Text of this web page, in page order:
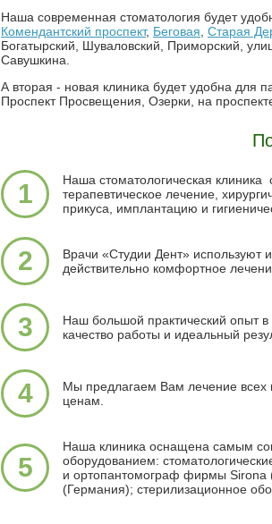
Наша современная стоматология будет
Комендантский проспект, Беговая Старая
Богатырский, Шуваловский, Приморский,
Савушкина.
А вторая - новая клиника будет удобна для
Проспект Просвещения, Озерки, на
1
Наша стоматологическая
терапевтическое лечение,
прикуса, имплантацию и
2
Врачи «Студии Дент» используют
действительно комфортное
3
Наш большой практический опыт в
качество работы и идеальный
4
Мы предлагаем Вам лечение всех
ценам.
5
Наша клиника оснащена самым
оборудованием:
и ортопантомограф фирмы Sirona
(Германия); стерилизационное